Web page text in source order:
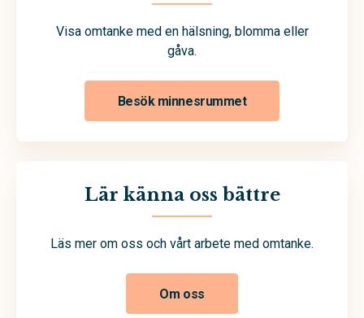
Visa omtanke med en hälsning, blomma eller
gåva.
Besök minnesrummet
Lär känna oss bättre
Läs mer om oss och vårt arbete med omtanke.
Om oss